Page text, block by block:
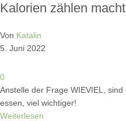
Kalorien zählen
Von Katalin
5. Juni 2022
0
Anstelle der Frage WIEVIEL,
essen, viel wichtiger!
Weiterlesen